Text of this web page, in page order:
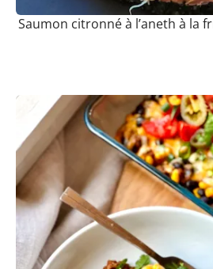
Saumon citronné à l’aneth à la